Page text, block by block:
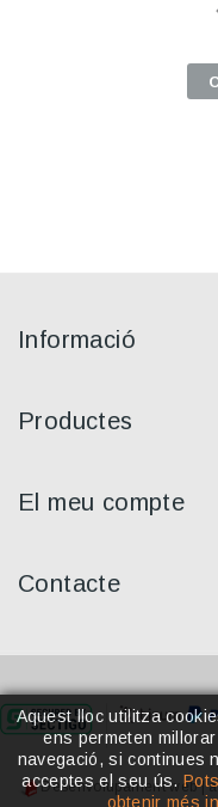
Aquest lloc utilitza
ens permeten
navegació, si continues
acceptes el seu ús.
obtenir més
Informació
Productes
El meu compte
Contacte
Desenvolupament web |